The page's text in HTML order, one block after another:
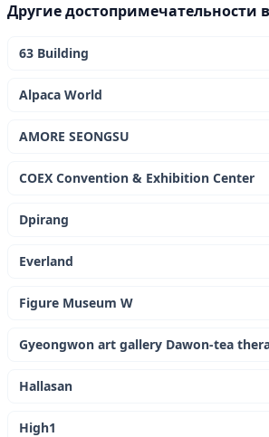
Другие
63 Building
Alpaca World
AMORE SEONGSU
COEX Convention & Exhibition Center
Dpirang
Everland
Figure Museum W
Gyeongwon art gallery Dawon-tea
Hallasan
High1